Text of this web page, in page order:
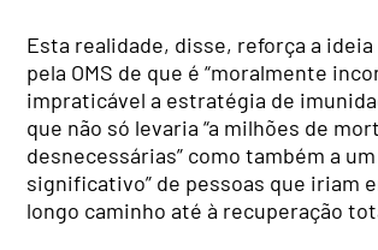
Esta realidade, disse, reforça a
pela OMS de que é “moralmente
impraticável a estratégia de
que não só levaria “a milhões de
desnecessárias” como também a
significativo” de pessoas que iriam
longo caminho até à recuperação